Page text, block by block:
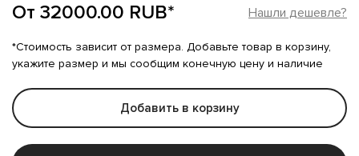
От 32000.00 RUB* Нашли дешевле?
*Стоимость зависит от размера. Добавьте товар в корзину,
укажите размер и мы сообщим конечную цену и наличие
Добавить в корзину